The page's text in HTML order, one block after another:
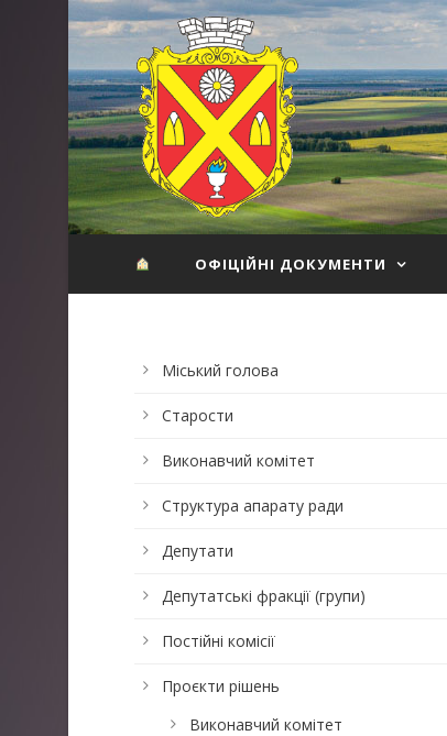
ОФІЦІЙНІ ДОКУМЕНТИ
Міський голова
Старости
Виконавчий комітет
Структура апарату ради
Депутати
Депутатські фракції (групи)
Постійні комісії
Проєкти рішень
Виконавчий комітет